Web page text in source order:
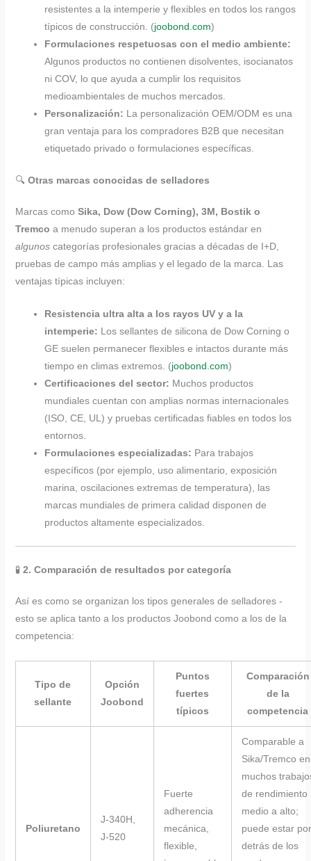
resistentes a la intemperie y flexibles en todos los rangos
típicos de construcción. (joobond.com)
Formulaciones respetuosas con el medio ambiente:
Algunos productos no contienen disolventes, isocianatos
ni COV, lo que ayuda a cumplir los requisitos
medioambientales de muchos mercados.
Personalización: La personalización OEM/ODM es una
gran ventaja para los compradores B2B que necesitan
etiquetado privado o formulaciones específicas.
🔍 Otras marcas conocidas de selladores
Marcas como Sika, Dow (Dow Corning), 3M, Bostik o
Tremco a menudo superan a los productos estándar en
algunoscategorías profesionales gracias a décadas de I+D,
pruebas de campo más amplias y el legado de la marca. Las
ventajas típicas incluyen:
Resistencia ultra alta a los rayos UV y a la
intemperie: Los sellantes de silicona de Dow Corning o
GE suelen permanecer flexibles e intactos durante más
tiempo en climas extremos. (joobond.com)
Certificaciones del sector: Muchos productos
mundiales cuentan con amplias normas internacionales
(ISO, CE, UL) y pruebas certificadas fiables en todos los
entornos.
Formulaciones especializadas: Para trabajos
específicos (por ejemplo, uso alimentario, exposición
marina, oscilaciones extremas de temperatura), las
marcas mundiales de primera calidad disponen de
productos altamente especializados.
🧪 2. Comparación de resultados por categoría
Así es como se organizan los tipos generales de selladores -
esto se aplica tanto a los productos Joobond como a los de la
competencia:
Tipo de
sellante
Opción
Joobond
Puntos
fuertes
típicos
Comparación
de la
competencia
Poliuretano
J-340H,
J-520
Fuerte
adherencia
mecánica,
flexible,
Comparable a
Sika/Tremco en
muchos
de rendimiento
medio a alto;
puede estar por
detrás de los